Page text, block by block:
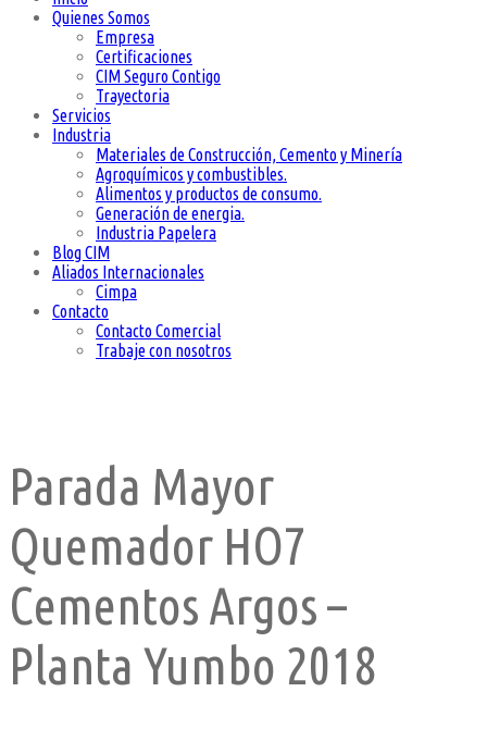
Quienes Somos
Empresa
Certificaciones
CIM Seguro Contigo
Trayectoria
Servicios
Industria
Materiales de Construcción, Cemento y Minería
Agroquímicos y combustibles.
Alimentos y productos de consumo.
Generación de energia.
Industria Papelera
Blog CIM
Aliados Internacionales
Cimpa
Contacto
Contacto Comercial
Trabaje con nosotros
Parada Mayor
Quemador HO7
Cementos Argos –
Planta Yumbo 2018